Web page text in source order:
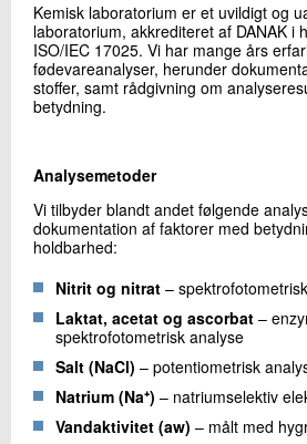
Send
Kemisk laboratorium er et uvildigt og
laboratorium, akkrediteret af DANAK i
ISO/IEC 17025. Vi har mange års
fødevareanalyser, herunder
stoffer, samt rådgivning om
betydning.
Analysemetoder
Vi tilbyder blandt andet følgende
dokumentation af faktorer med
holdbarhed:
Nitrit og nitrat –
Laktat, acetat og ascorbat –
spektrofotometrisk analyse
Salt (NaCl) – potentiometrisk
Natrium (Na⁺) – natriumselektiv
Vandaktivitet (aw) – målt med